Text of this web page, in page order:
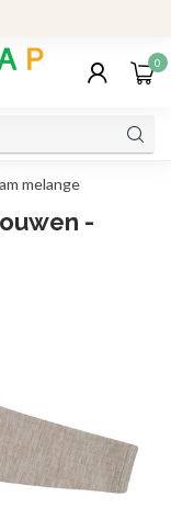
0
melange
-